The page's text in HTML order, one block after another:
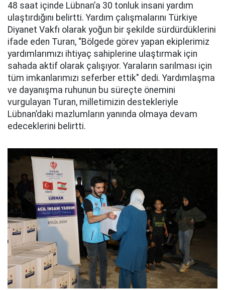
48 saat içinde Lübnan’a 30 tonluk insani yardım
ulaştırdığını belirtti. Yardım çalışmalarını Türkiye
Diyanet Vakfı olarak yoğun bir şekilde sürdürdüklerini
ifade eden Turan, “Bölgede görev yapan ekiplerimiz
yardımlarımızı ihtiyaç sahiplerine ulaştırmak için
sahada aktif olarak çalışıyor. Yaraların sarılması için
tüm imkanlarımızı seferber ettik" dedi. Yardımlaşma
ve dayanışma ruhunun bu süreçte önemini
vurgulayan Turan, milletimizin destekleriyle
Lübnan’daki mazlumların yanında olmaya devam
edeceklerini belirtti.